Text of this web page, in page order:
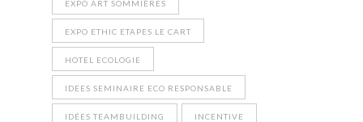
EXPO ART SOMMIÈRES
EXPO ETHIC ETAPES LE CART
HOTEL ECOLOGIE
IDEES SEMINAIRE ECO RESPONSABLE
IDÉES TEAMBUILDING INCENTIVE